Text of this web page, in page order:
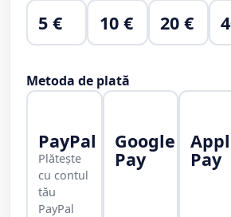
5 € 10 € 20 €
Metoda de plată
PayPal
Plătește
cu contul
tău
PayPal
Google
Pay Pay